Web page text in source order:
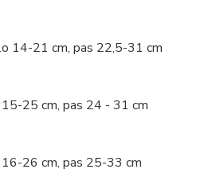
14-21 cm, pas 22,5-31 cm
25 cm, pas 24 - 31 cm
26 cm, pas 25-33 cm